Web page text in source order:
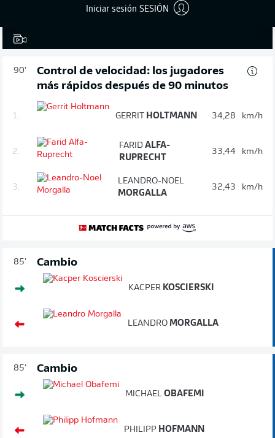
Iniciar sesión SESIÓN
90'
Control de velocidad: los jugadores
más rápidos después de 90 minutos
1. GERRIT HOLTMANN 34,28 km/h
2.
FARID ALFA-
RUPRECHT
33,44 km/h
3.
LEANDRO-NOEL
MORGALLA
32,43 km/h
85' Cambio
KACPER KOSCIERSKI
LEANDRO MORGALLA
85' Cambio
MICHAEL OBAFEMI
PHILIPP HOFMANN